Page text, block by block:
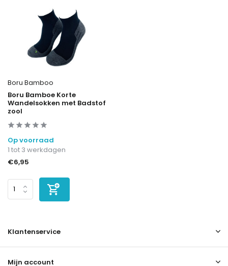
Boru Bamboo
Boru Bamboe Korte
Wandelsokken met Badstof
zool
Op voorraad
1 tot 3 werkdagen
€6,95
Klantenservice
Mijn account